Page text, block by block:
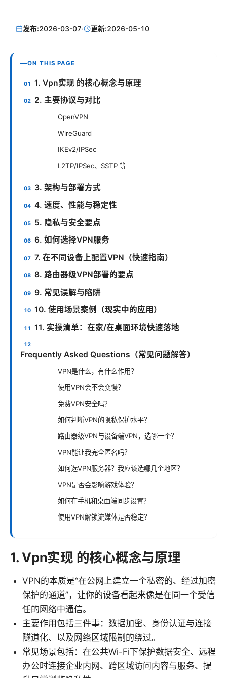
发布:2026-03-07· 更新:2026-05-10
ON THIS PAGE
1. Vpn实现 的核心概念与原理
2. 主要协议与对比
OpenVPN
WireGuard
IKEv2/IPSec
L2TP/IPSec、SSTP 等
3. 架构与部署方式
4. 速度、性能与稳定性
5. 隐私与安全要点
6. 如何选择VPN服务
7. 在不同设备上配置VPN（快速指南）
8. 路由器级VPN部署的要点
9. 常见误解与陷阱
10. 使用场景案例（现实中的应用）
11. 实操清单：在家/在桌面环境快速落地
Frequently Asked Questions（常见问题解答）
VPN是什么，有什么作用？
使用VPN会不会变慢？
免费VPN安全吗？
如何判断VPN的隐私保护水平？
路由器级VPN与设备端VPN，选哪一个？
VPN能让我完全匿名吗？
如何选VPN服务器？我应该选哪几个地区？
VPN是否会影响游戏体验？
如何在手机和桌面端同步设置？
使用VPN解锁流媒体是否稳定？
1. Vpn实现 的核心概念与原理
VPN的本质是“在公网上建立一个私密的、经过加密
保护的通道”，让你的设备看起来像是在同一个受信
任的网络中通信。
主要作用包括三件事：数据加密、身份认证与连接
隧道化、以及网络区域限制的绕过。
常见场景包括：在公共Wi-Fi下保护数据安全、远程
办公时连接企业内网、跨区域访问内容与服务、提